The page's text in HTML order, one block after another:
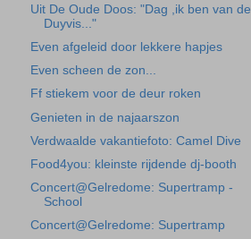
Uit De Oude Doos: "Dag ,ik ben van de
Duyvis..."
Even afgeleid door lekkere hapjes
Even scheen de zon...
Ff stiekem voor de deur roken
Genieten in de najaarszon
Verdwaalde vakantiefoto: Camel Dive
Food4you: kleinste rijdende dj-booth
Concert@Gelredome: Supertramp -
School
Concert@Gelredome: Supertramp